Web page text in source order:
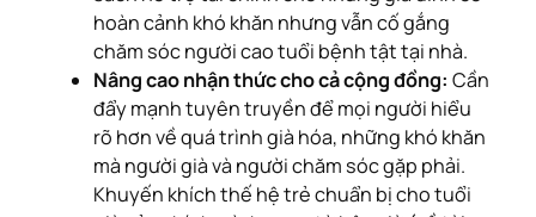
hoàn cảnh khó khăn nhưng vẫn cố gắng
chăm sóc người cao tuổi bệnh tật tại nhà.
Nâng cao nhận thức cho cả cộng đồng: Cần
đẩy mạnh tuyên truyền để mọi người hiểu
rõ hơn về quá trình già hóa, những khó khăn
mà người già và người chăm sóc gặp phải.
Khuyến khích thế hệ trẻ chuẩn bị cho tuổi